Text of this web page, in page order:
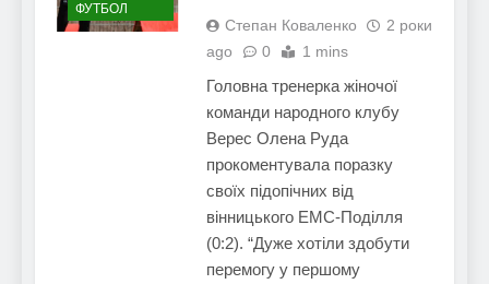
ФУТБОЛ
Степан Коваленко
2 роки
ago
0 1 mins
Головна тренерка жіночої
команди народного клубу
Верес Олена Руда
прокоментувала поразку
своїх підопічних від
вінницького ЕМС-Поділля
(0:2). “Дуже хотіли здобути
перемогу у першому